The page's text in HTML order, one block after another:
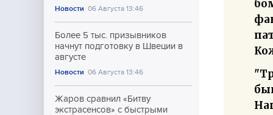
Новости 06 Августа 13:46
Более 5 тыс. призывников
начнут подготовку в Швеции в
августе
Новости 06 Августа 13:46
Жаров сравнил «Битву
экстрасенсов» с быстрыми